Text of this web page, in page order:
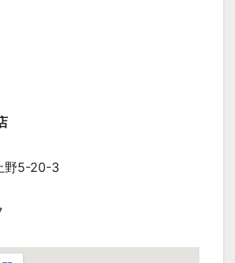
野5-20-3